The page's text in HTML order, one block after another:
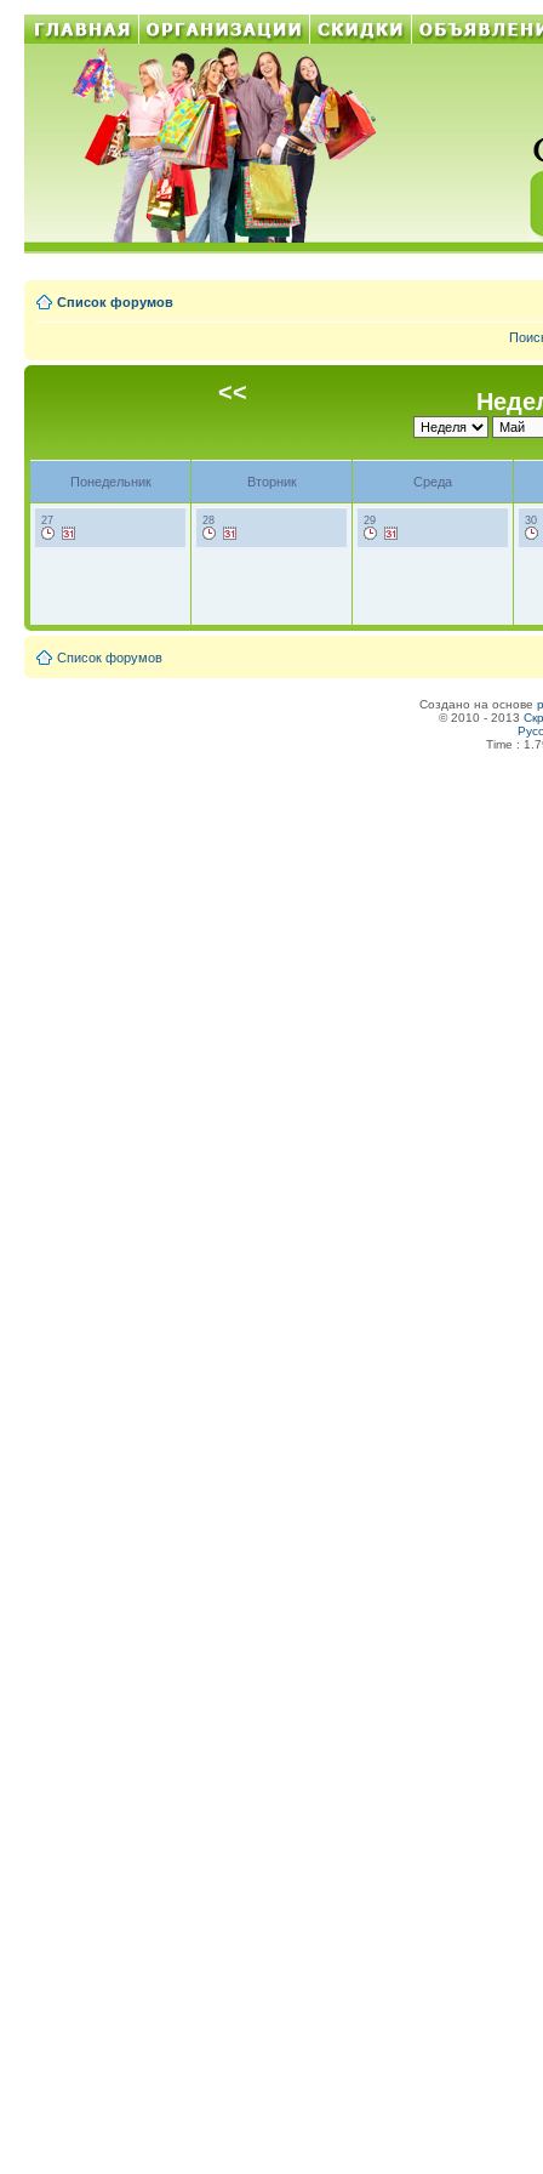
Список форумов
<<
Понедельник Вторник Среда
27 28 29 30
Список форумов
Создано на основе
© 2010 - 2013
Time :